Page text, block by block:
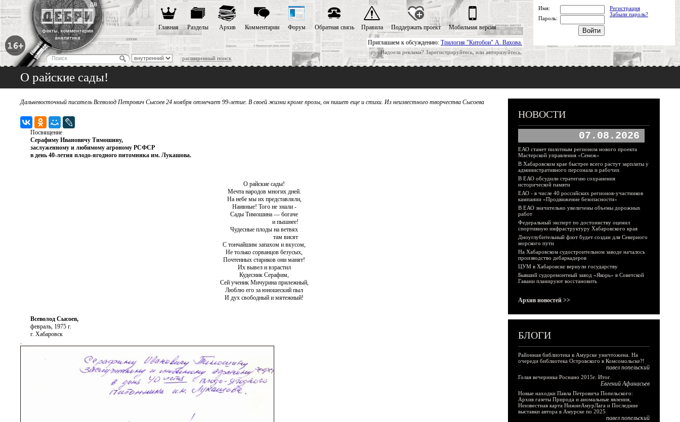
Приглашаем к обсуждению: Трилогия "Китобои" А. Вахова.
Надоела реклама? Зарегистрируйтесь, или авторизуйтесь.
расширенный поиск
Главная Разделы Архив Комментарии Форум Обратная связь Правила Поддержать проект Мобильная версия
Имя:
Регистрация
Забыли пароль?
Пароль:
О райские сады!
Дальневосточный писатель Всеволод Петрович Сысоев 24 ноября отмечает 99-летие. В своей жизни кроме прозы, он пишет еще и стихи. Из неизвестного творчества Сысоева
Посвящение
Серафиму Ивановичу Тимошину,
заслуженному и любимому агроному РСФСР
в день 40-летия плодо-ягодного питомника им. Лукашова.
О райские сады!
Мечта народов многих дней.
На небе мы их представляли,
Наивные! Того не знали -
Сады Тимошина — богаче
и пышнее!
Чудесные плоды на ветвях
там висят
С тончайшим запахом и вкусом,
Не только сорванцов безусых,
Почтенных стариков они манят!
Их вывел и взрастил
Кудесник Серафим,
Сей ученик Мичурина прилежный,
Люблю его за юношеский пыл
И дух свободный и мятежный!
Всеволод Сысоев,
февраль, 1975 г.
г. Хабаровск
.
НОВОСТИ
07.08.2026
ЕАО станет пилотным регионом нового проекта
Мастерской управления «Сенеж»
В Хабаровском крае быстрее всего растут зарплаты у
административного персонала и рабочих
В ЕАО обсудили стратегию сохранения
исторической памяти
ЕАО - в числе 40 российских регионов-участников
кампании «Продвижение безопасности»
В ЕАО значительно увеличены объемы дорожных
работ
Федеральный эксперт по достоинству оценил
спортивную инфраструктуру Хабаровского края
Дноуглубительный флот будет создан для Северного
морского пути
На Хабаровском судостроительном заводе началось
производство дебаркадеров
ЦУМ в Хабаровске вернули государству
Бывший судоремонтный завод «Якорь» в Советской
Гавани планируют восстановить
Архив новостей >>
БЛОГИ
Районная библиотека в Амурске уничтожена. На
очереди библиотека Островского в Комсомольске?!
павел попельский
Голая вечеринка Роснано 2015г. Итог.
Евгений Афанасьев
Новые находки Павла Петровича Попельского:
Архив газеты Природа и аномальные явления,
Неизвестная карта НижнеАмурЛага и Последние
выставки автора в Амурске по 2025
павел попельский